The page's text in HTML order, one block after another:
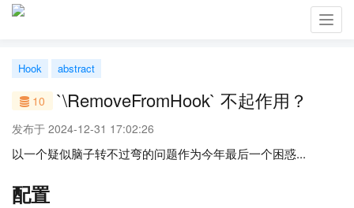
Hook abstract
10 `\RemoveFromHook` 不起作用？
发布于 2024-12-31 17:02:26
以一个疑似脑子转不过弯的问题作为今年最后一个困惑...
配置